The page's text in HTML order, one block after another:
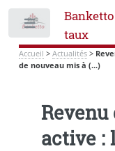
taux
Accueil > Actualités>
de nouveau mis à (...)
active :